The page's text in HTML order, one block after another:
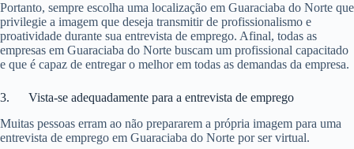
Portanto, sempre escolha uma localização em Guaraciaba do Norte que
privilegie a imagem que deseja transmitir de profissionalismo e
proatividade durante sua entrevista de emprego. Afinal, todas as
empresas em Guaraciaba do Norte buscam um profissional capacitado
e que é capaz de entregar o melhor em todas as demandas da empresa.
3. Vista-se adequadamente para a entrevista de emprego
Muitas pessoas erram ao não prepararem a própria imagem para uma
entrevista de emprego em Guaraciaba do Norte por ser virtual.